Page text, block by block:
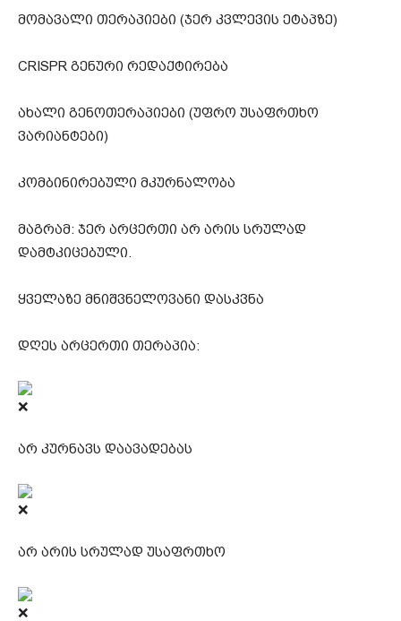
მომავალი თერაპიები (ჯერ კვლევის ეტაპზე)
CRISPR გენური რედაქტირება
ახალი გენოთერაპიები (უფრო უსაფრთხო
ვარიანტები)
კომბინირებული მკურნალობა
მაგრამ: ჯერ არცერთი არ არის სრულად
დამტკიცებული.
ყველაზე მნიშვნელოვანი დასკვნა
დღეს არცერთი თერაპია:
არ კურნავს დაავადებას
არ არის სრულად უსაფრთხო